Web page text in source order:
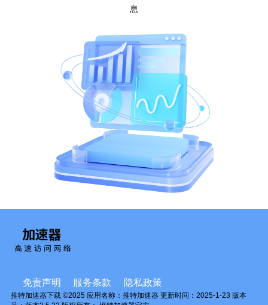
息
免责声明 服务条款 隐私政策
推特加速器下载 ©2025 应用名称： 推特加速器更新时间：2025-1-23 版本